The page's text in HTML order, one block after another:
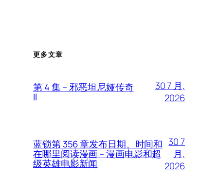
更多文章
第 4 集 – 邪恶坦尼娅传奇
II
30 7 月,
2026
蓝锁第 356 章发布日期、时间和
在哪里阅读漫画 – 漫画电影和超
级英雄电影新闻
30 7
月,
2026